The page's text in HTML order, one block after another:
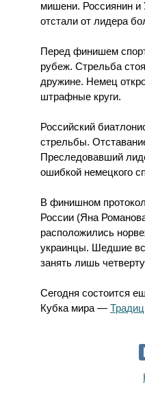
мишени. Россиянин и
отстали от лидера
Перед финишем
рубеж. Стрельба
дружине. Немец
штрафные круги.
Российский
стрельбы.
Преследовавший
ошибкой немецкого
В финишном
России (Яна
расположились
украинцы. Шедшие
занять лишь
Сегодня состоится
Кубка мира —